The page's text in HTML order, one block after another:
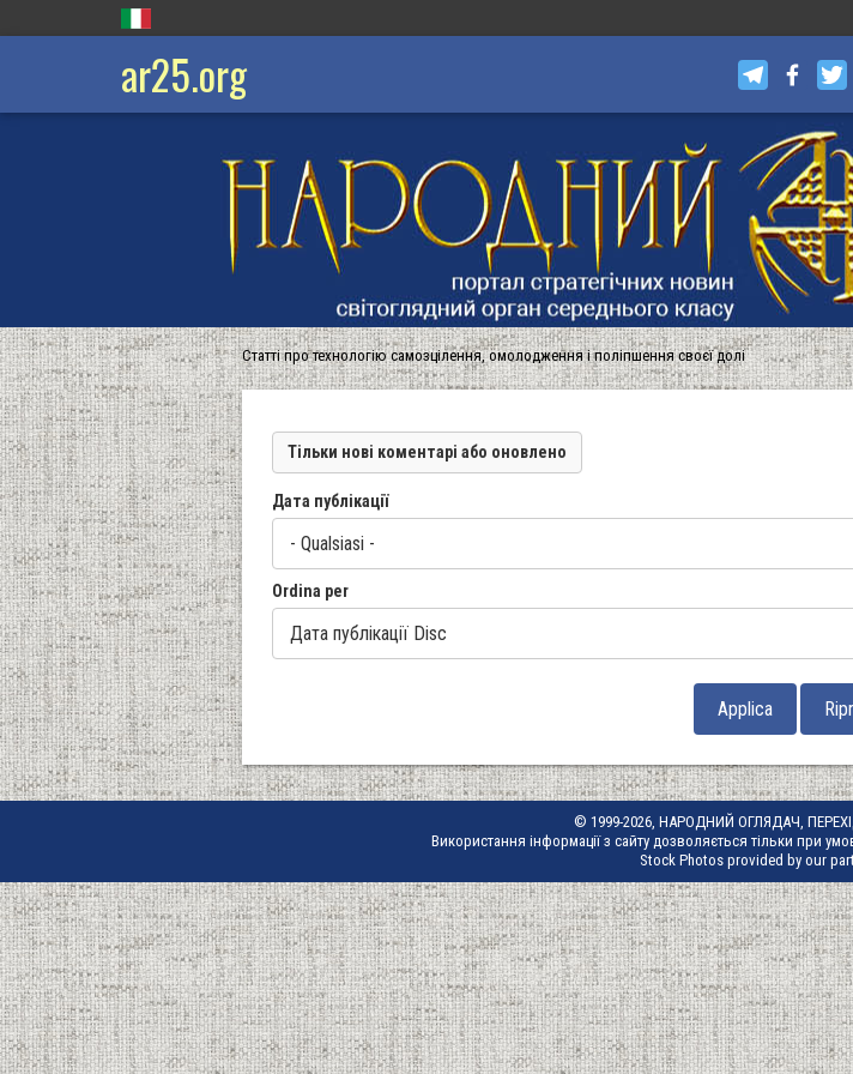
ar25.org
Статті про технологію самозцілення, омолодження і поліпшення своєї долі
Тільки нові коментарі або оновлено
Дата публікації
Ordina per
© 1999-2026, НАРОДНИЙ ОГЛЯДАЧ,
Використання інформації з сайту дозволяється тільки при
Stock Photos provided by our